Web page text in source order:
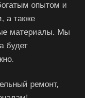
опытом и
а также
материалы. Мы
будет
ремонт,